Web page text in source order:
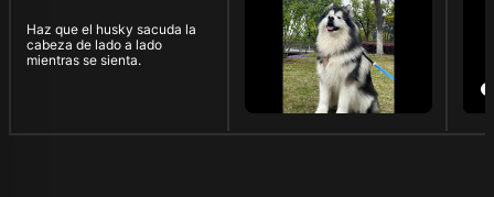
Haz que el husky sacuda la
cabeza de lado a lado
mientras se sienta.